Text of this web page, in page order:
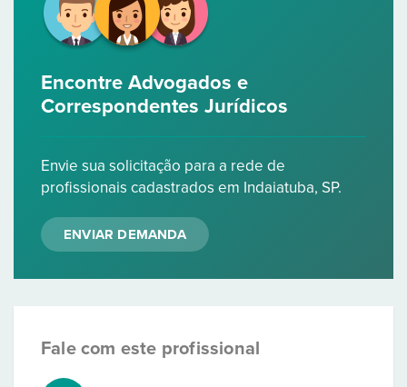
Encontre Advogados e
Correspondentes Jurídicos
Envie sua solicitação para a rede de
profissionais cadastrados em Indaiatuba, SP.
ENVIAR DEMANDA
Fale com este profissional